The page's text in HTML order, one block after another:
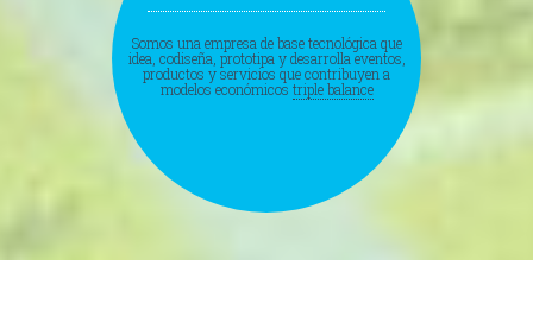
Somos una empresa de base tecnológica que
idea, codiseña, prototipa y desarrolla eventos,
productos y servicios que contribuyen a
modelos económicos triple balance